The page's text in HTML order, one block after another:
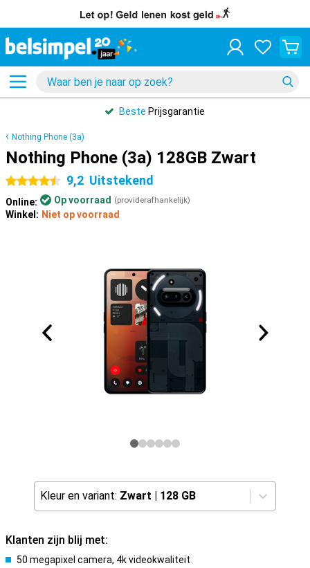
Beste Prijsgarantie
Nothing Phone (3a)
Nothing Phone (3a) 128GB Zwart
4.5 sterren 9,2 Uitstekend
Online: Op voorraad (providerafhankelijk)
Winkel: Niet op voorraad
Kleur en variant: Zwart | 128 GB
Klanten zijn blij met:
50 megapixel camera, 4k videokwaliteit